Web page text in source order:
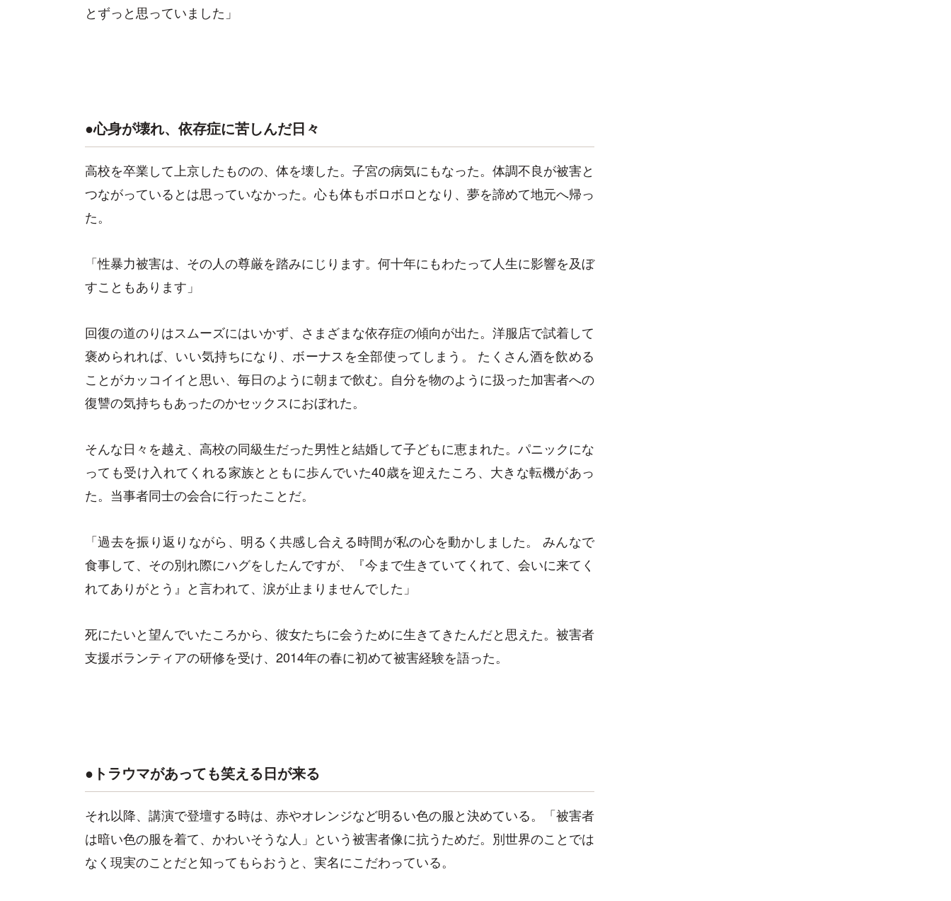
とずっと思っていました」
●心身が壊れ、依存症に苦しんだ日々
高校を卒業して上京したものの、体を壊した。子宮の病気にもなった。体調不良が被害と
つながっているとは思っていなかった。心も体もボロボロとなり、夢を諦めて地元へ帰っ
た。
「性暴力被害は、その人の尊厳を踏みにじります。何十年にもわたって人生に影響を及ぼ
すこともあります」
回復の道のりはスムーズにはいかず、さまざまな依存症の傾向が出た。洋服店で試着して
褒められれば、いい気持ちになり、ボーナスを全部使ってしまう。 たくさん酒を飲める
ことがカッコイイと思い、毎日のように朝まで飲む。自分を物のように扱った加害者への
復讐の気持ちもあったのかセックスにおぼれた。
そんな日々を越え、高校の同級生だった男性と結婚して子どもに恵まれた。パニックにな
っても受け入れてくれる家族とともに歩んでいた40歳を迎えたころ、大きな転機があっ
た。当事者同士の会合に行ったことだ。
「過去を振り返りながら、明るく共感し合える時間が私の心を動かしました。 みんなで
食事して、その別れ際にハグをしたんですが、『今まで生きていてくれて、会いに来てく
れてありがとう』と言われて、涙が止まりませんでした」
死にたいと望んでいたころから、彼女たちに会うために生きてきたんだと思えた。被害者
支援ボランティアの研修を受け、2014年の春に初めて被害経験を語った。
●トラウマがあっても笑える日が来る
それ以降、講演で登壇する時は、赤やオレンジなど明るい色の服と決めている。「被害者
は暗い色の服を着て、かわいそうな人」という被害者像に抗うためだ。別世界のことでは
なく現実のことだと知ってもらおうと、実名にこだわっている。